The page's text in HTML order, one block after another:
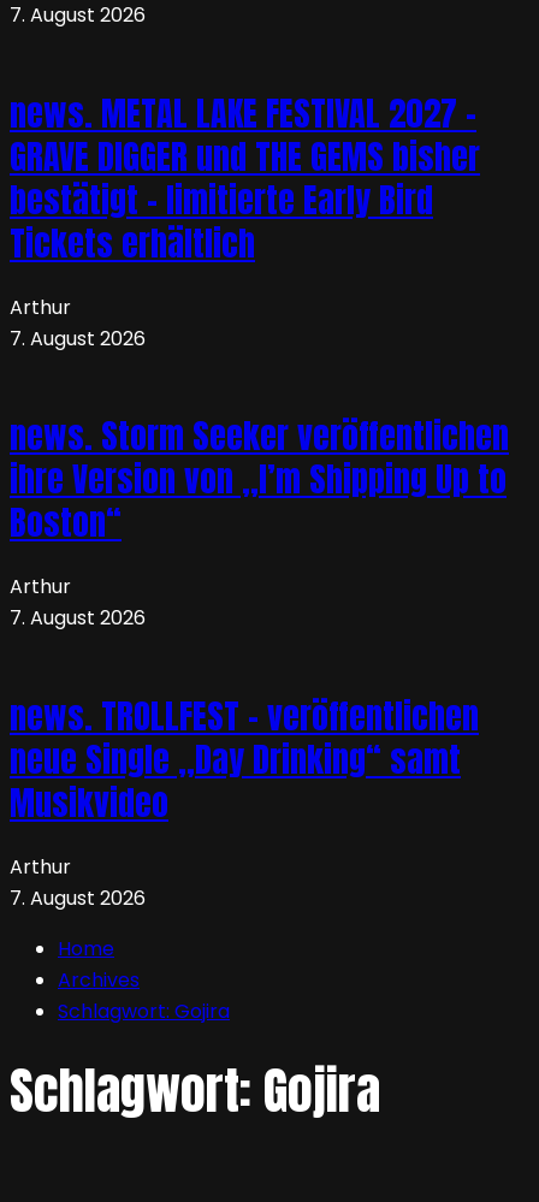
7. August 2026
news. METAL LAKE FESTIVAL 2027 –
GRAVE DIGGER und THE GEMS bisher
bestätigt – limitierte Early Bird
Tickets erhältlich
Arthur
7. August 2026
news. Storm Seeker veröffentlichen
ihre Version von „I’m Shipping Up to
Boston“
Arthur
7. August 2026
news. TROLLFEST – veröffentlichen
neue Single „Day Drinking“ samt
Musikvideo
Arthur
7. August 2026
Home
Archives
Schlagwort: Gojira
Schlagwort:Gojira